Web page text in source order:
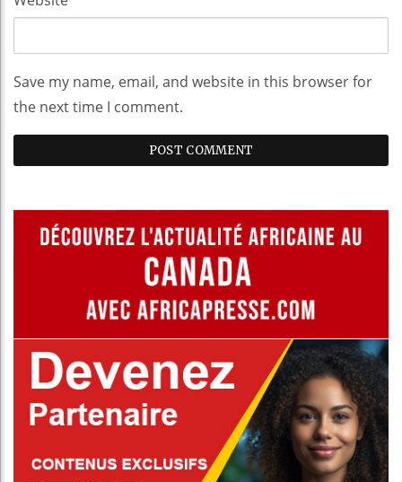
Save my name, email, and website in this browser for
the next time I comment.